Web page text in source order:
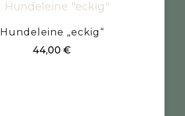
Hundeleine „eckig“
44,00€